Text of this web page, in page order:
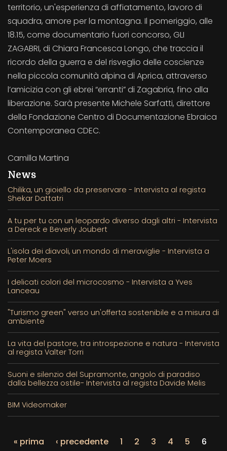
territorio, un'esperienza di affiatamento, lavoro di
squadra, amore per la montagna. Il pomeriggio, alle
18.15, come documentario fuori concorso, GLI
ZAGABRI, di Chiara Francesca Longo, che traccia il
ricordo della guerra e del risveglio delle coscienze
nella piccola comunità alpina di Aprica, attraverso
l’amicizia con gli ebrei “erranti” di Zagabria, fino alla
liberazione. Sarà presente Michele Sarfatti, direttore
della Fondazione Centro di Documentazione Ebraica
Contemporanea CDEC.
Camilla Martina
News
Chilika, un gioiello da preservare - Intervista al regista
Shekar Dattatri
A tu per tu con un leopardo diverso dagli altri - Intervista
a Dereck e Beverly Joubert
L'isola dei diavoli, un mondo di meraviglie - Intervista a
Peter Moers
I delicati colori del microcosmo - Intervista a Yves
Lanceau
"Turismo green" verso un'offerta sostenibile e a misura di
ambiente
La vita del pastore, tra introspezione e natura - Intervista
al regista Valter Torri
Suoni e silenzio del Supramonte, angolo di paradiso
dalla bellezza ostile- Intervista al regista Davide Melis
BIM Videomaker
« prima ‹ precedente 1 2 3 4 5
6